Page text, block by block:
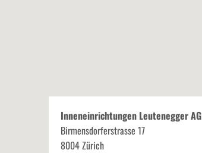
Inneneinrichtungen Leutenegger AG
Birmensdorferstrasse 17
8004 Zürich